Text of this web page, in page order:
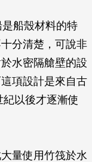
船殼材料的特
分清楚，可說非
水密隔艙壁的設
項設計是來自古
以後才逐漸使
量使用竹筏於水